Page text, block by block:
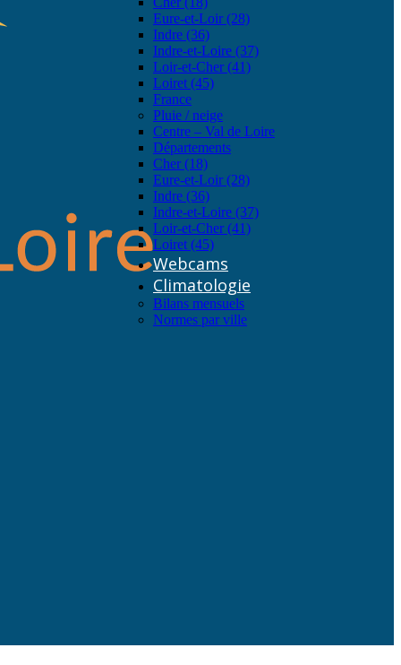
Eure-et-Loir (28)
Indre (36)
Indre-et-Loire (37)
Loir-et-Cher (41)
Loiret (45)
France
Pluie / neige
Centre – Val de Loire
Départements
Cher (18)
Eure-et-Loir (28)
Indre (36)
Indre-et-Loire (37)
Loir-et-Cher (41)
Loiret (45)
Webcams
Climatologie
Bilans mensuels
Normes par ville